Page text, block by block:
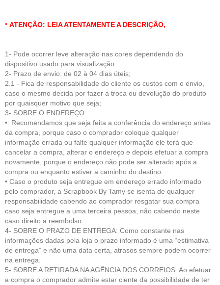
• ATENÇÃO: LEIA ATENTAMENTE A DESCRIÇÃO,
1- Pode ocorrer leve alteração nas cores dependendo do
dispositivo usado para visualização.
2- Prazo de envio: de 02 à 04 dias úteis;
2.1 - Fica de responsabilidade do cliente os custos com o envio,
caso o mesmo decida por fazer a troca ou devolução do produto
por quaisquer motivo que seja;
3- SOBRE O ENDEREÇO:
• Recomendamos que seja feita a conferência do endereço antes
da compra, porque caso o comprador coloque qualquer
informação errada ou falte qualquer informação ele terá que
cancelar a compra, alterar o endereço e depois efetuar a compra
novamente, porque o endereço não pode ser alterado após a
compra ou enquanto estiver a caminho do destino.
• Caso o produto seja entregue em endereço errado informado
pelo comprador, a Scrapbook By Tamy se isenta de qualquer
responsabilidade cabendo ao comprador resgatar sua compra
caso seja entregue a uma terceira pessoa, não cabendo neste
caso direito a reembolso.
4- SOBRE O PRAZO DE ENTREGA: Como constante nas
informações dadas pela loja o prazo informado é uma “estimativa
de entrega” e não uma data certa, atrasos sempre podem ocorrer
na entrega.
5- SOBRE A RETIRADA NA AGÊNCIA DOS CORREIOS: Ao efetuar
a compra o comprador admite estar ciente da possibilidade de ter